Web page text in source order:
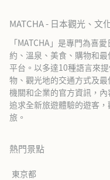
MATCHA - 日本觀光、文
「MATCHA」是專門為喜
約、溫泉、美食、購物和
平台。以多達10種語言來
物、觀光地的交通方式及
機關和企業的官方資訊，
追求全新旅遊體驗的遊客
旅。
熱門景點
東京都